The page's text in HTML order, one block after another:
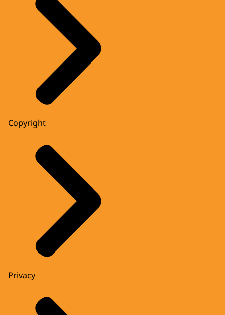
Copyright
Privacy